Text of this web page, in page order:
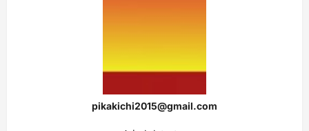
pikakichi2015@gmail.com